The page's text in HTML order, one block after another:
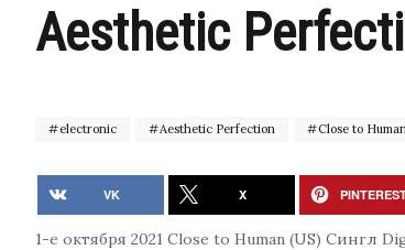
Aesthetic
electronic Aesthetic Perfection Close to
VK X
1-е октября 2021 Close to Human (US) Сингл